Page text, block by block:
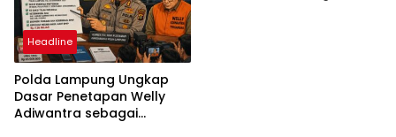
Headline
Polda Lampung Ungkap
Dasar Penetapan Welly
Adiwantra sebagai